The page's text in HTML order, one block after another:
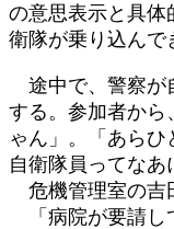
の意思表示と具体
衛隊が乗り込んで
途中で、警察が
する。参加者から
ゃん」。「あら
自衛隊員ってなあ
危機管理室の吉
「病院が要請し